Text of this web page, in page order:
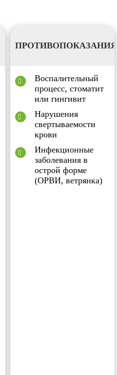
ПРОТИВОПОКАЗАНИЯ
Воспалительный
процесс, стоматит
или гингивит
Нарушения
свертываемости
крови
Инфекционные
заболевания в
острой форме
(ОРВИ, ветрянка)